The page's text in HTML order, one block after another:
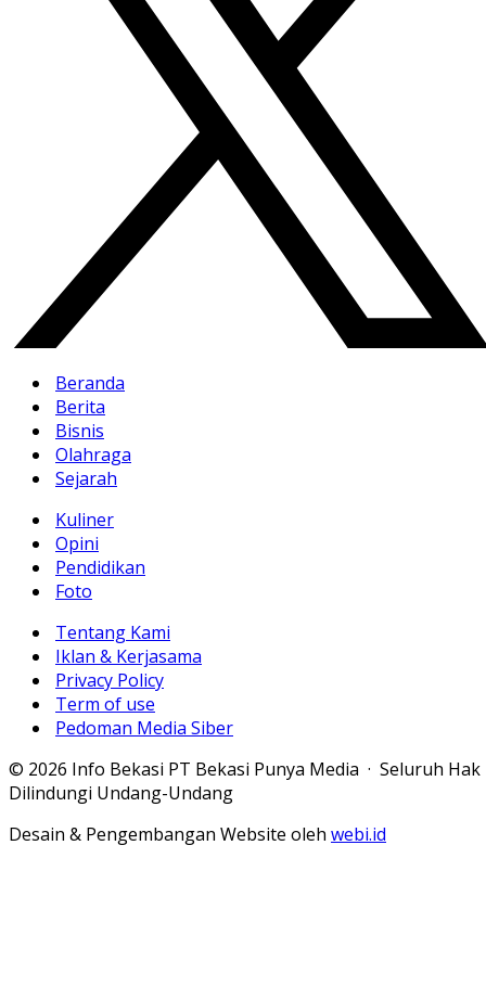
Beranda
Berita
Bisnis
Olahraga
Sejarah
Kuliner
Opini
Pendidikan
Foto
Tentang Kami
Iklan & Kerjasama
Privacy Policy
Term of use
Pedoman Media Siber
© 2026 Info Bekasi PT Bekasi Punya Media · Seluruh Hak
Dilindungi Undang-Undang
Desain & Pengembangan Website oleh webi.id